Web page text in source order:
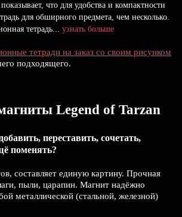
что для удобства и компактности
для обширного предмета, чем несколько.
тетрадь... узнать больше
тетради на заказ со своим рисунком
подходящего.
Legend of Tarzan
переставить, сочетать,
поменять?
составляет единую картину. Прочная
пыли, царапин. Магнит надёжно
металлической (стальной, железной)